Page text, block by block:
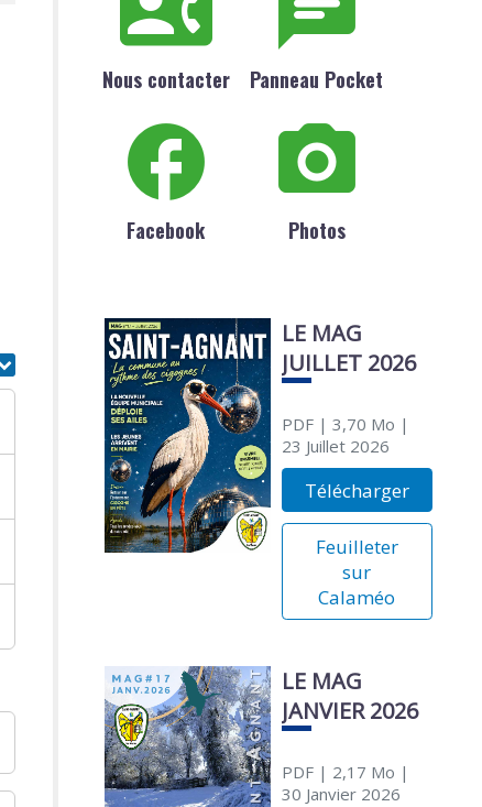
Nous contacter Panneau Pocket
Facebook Photos
LE MAG
JUILLET 2026
PDF| 3,70 Mo |
23 Juillet 2026
Télécharger
Feuilleter
sur
Calaméo
LE MAG
JANVIER 2026
PDF| 2,17 Mo |
30 Janvier 2026